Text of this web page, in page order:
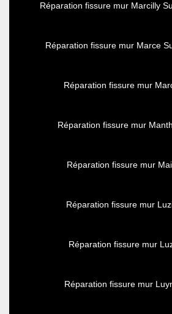
Réparation fissure mur Marcilly
Réparation fissure mur Marce
Réparation fissure mur
Réparation fissure mur
Réparation fissure mur
Réparation fissure mur
Réparation fissure mur
Réparation fissure mur